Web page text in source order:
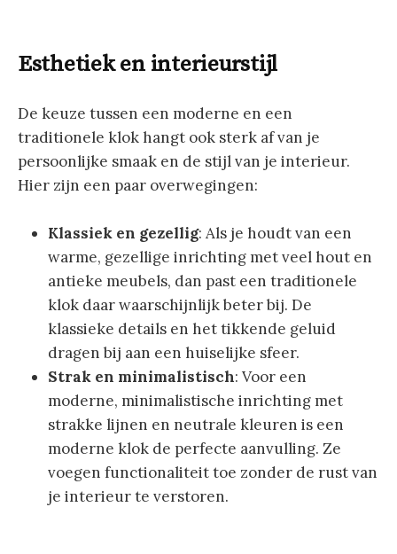
Esthetiek en interieurstijl
De keuze tussen een moderne en een
traditionele klok hangt ook sterk af van je
persoonlijke smaak en de stijl van je interieur.
Hier zijn een paar overwegingen:
Klassiek en gezellig: Als je houdt van een
warme, gezellige inrichting met veel hout en
antieke meubels, dan past een traditionele
klok daar waarschijnlijk beter bij. De
klassieke details en het tikkende geluid
dragen bij aan een huiselijke sfeer.
Strak en minimalistisch: Voor een
moderne, minimalistische inrichting met
strakke lijnen en neutrale kleuren is een
moderne klok de perfecte aanvulling. Ze
voegen functionaliteit toe zonder de rust van
je interieur te verstoren.